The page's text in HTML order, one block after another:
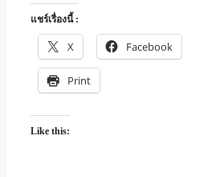
แชร์เรื่องนี้ :
X Facebook
Print
Like this: